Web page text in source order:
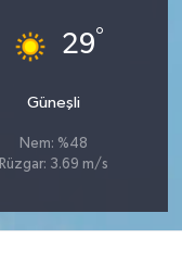
29°
Güneşli
Nem: %48
Rüzgar: 3.69 m/s